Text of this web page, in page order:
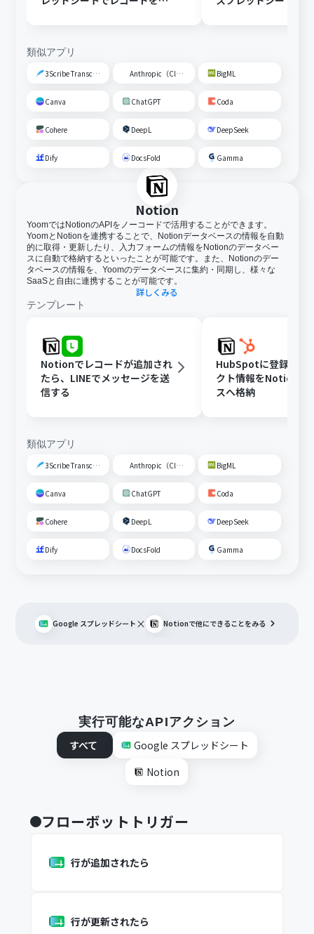
類似アプリ
3Scribe Transcription Anthropic（Claude） BigML
Canva ChatGPT Coda
Cohere DeepL DeepSeek
Dify DocsFold Gamma
Notion
YoomではNotionのAPIをノーコードで活用することができます。
YoomとNotionを連携することで、Notionデータベースの情報を自動
的に取得・更新したり、入力フォームの情報をNotionのデータベー
スに自動で格納するといったことが可能です。また、Notionのデー
タベースの情報を、Yoomのデータベースに集約・同期し、様々な
SaaSと自由に連携することが可能です。
詳しくみる
テンプレート
Notionでレコードが追加され
たら、LINEでメッセージを送
信する
HubSpotに登録され
クト情報をNotionデ
スへ格納
類似アプリ
3Scribe Transcription Anthropic（Claude） BigML
Canva ChatGPT Coda
Cohere DeepL DeepSeek
Dify DocsFold Gamma
Google スプレッドシート × Notionで他にできることをみる
実行可能なAPIアクション
すべて
Google スプレッドシート
Notion
フローボットトリガー
行が追加されたら
行が更新されたら